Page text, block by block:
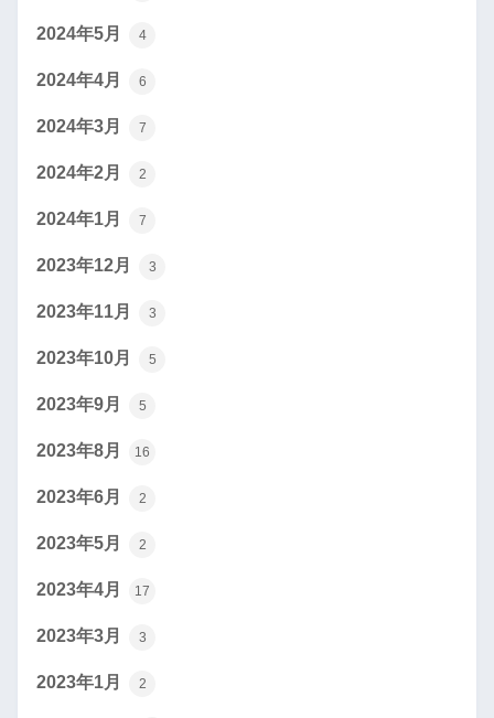
2024年5月 4
2024年4月 6
2024年3月 7
2024年2月 2
2024年1月 7
2023年12月 3
2023年11月 3
2023年10月 5
2023年9月 5
2023年8月 16
2023年6月 2
2023年5月 2
2023年4月 17
2023年3月 3
2023年1月 2